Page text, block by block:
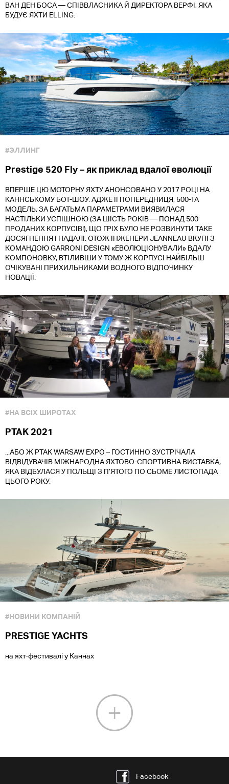
ВАН ДЕН БОСА — СПІВВЛАСНИКА Й ДИРЕКТОРА ВЕРФІ, ЯКА
БУДУЄ ЯХТИ ELLING.
#ЭЛЛИНГ
Prestige 520 Fly – як приклад вдалої еволюції
ВПЕРШЕ ЦЮ МОТОРНУ ЯХТУ АНОНСОВАНО У 2017 РОЦІ НА
КАННСЬКОМУ БОТ-ШОУ. АДЖЕ ЇЇ ПОПЕРЕДНИЦЯ, 500-ТА
МОДЕЛЬ, ЗА БАГАТЬМА ПАРАМЕТРАМИ ВИЯВИЛАСЯ
НАСТІЛЬКИ УСПІШНОЮ (ЗА ШІСТЬ РОКІВ — ПОНАД 500
ПРОДАНИХ КОРПУСІВ!), ЩО ГРІХ БУЛО НЕ РОЗВИНУТИ ТАКЕ
ДОСЯГНЕННЯ І НАДАЛІ. ОТОЖ ІНЖЕНЕРИ JEANNEAU ВКУПІ З
КОМАНДОЮ GARRONI DESIGN «ЕВОЛЮЦІОНУВАЛИ» ВДАЛУ
КОМПОНОВКУ, ВТІЛИВШИ У ТОМУ Ж КОРПУСІ НАЙБІЛЬШ
ОЧІКУВАНІ ПРИХИЛЬНИКАМИ ВОДНОГО ВІДПОЧИНКУ
НОВАЦІЇ.
#НА ВСІХ ШИРОТАХ
PTAK 2021
...АБО Ж PTAK WARSAW EXPO – ГОСТИННО ЗУСТРІЧАЛА
ВІДВІДУВАЧІВ МІЖНАРОДНА ЯХТОВО-СПОРТИВНА ВИСТАВКА,
ЯКА ВІДБУЛАСЯ У ПОЛЬЩІ З П’ЯТОГО ПО СЬОМЕ ЛИСТОПАДА
ЦЬОГО РОКУ.
#НОВИНИ КОМПАНІЙ
PRESTIGE YACHTS
на яхт-фестивалі у Каннах
Facebook